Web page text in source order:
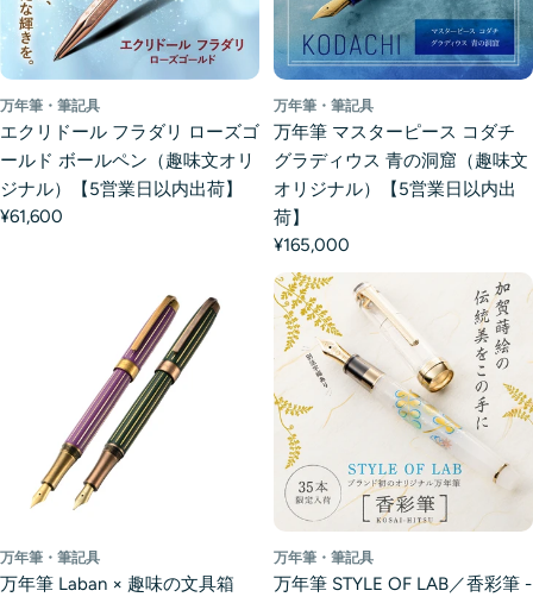
万年筆・筆記具
エクリドール フラダリ ローズゴ
ールド ボールペン（趣味文オリ
ジナル）【5営業日以内出荷】
¥61,600
万年筆・筆記具
万年筆 マスターピース コダチ
グラディウス 青の洞窟（趣味文
オリジナル）【5営業日以内出
荷】
¥165,000
万年筆・筆記具
万年筆 Laban × 趣味の文具箱
万年筆・筆記具
万年筆 STYLE OF LAB／香彩筆 -